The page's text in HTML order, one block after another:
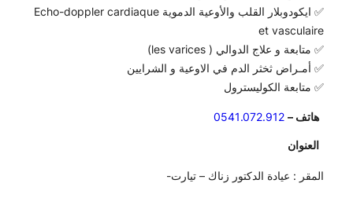
✅ ايكودوبلار القلب والأوعية الدموية Echo-doppler cardiaque
et vasculaire
✅ متابعة و علاج الدوالي ( les varices)
✅ أمـراض ثخثر الدم في الاوعية و الشرايين
✅ متابعة الكوليسترول
هاتف – 0541.072.912
العنوان
المقر : عيادة الدكتور زناك – تيارت-